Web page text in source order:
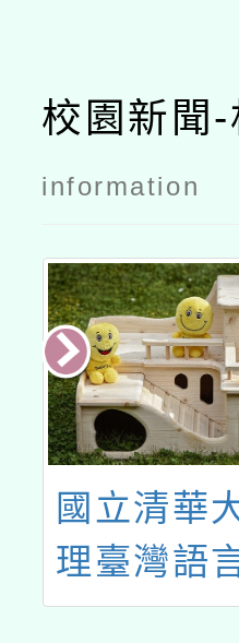
校園新聞
information
國立清華
理臺灣語
與教學